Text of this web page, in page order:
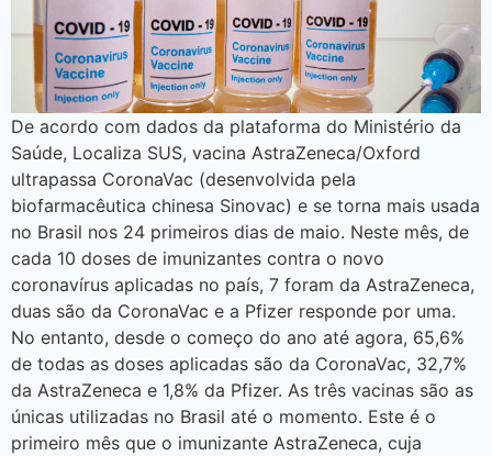
De acordo com dados da plataforma do Ministério da
Saúde, Localiza SUS, vacina AstraZeneca/Oxford
ultrapassa CoronaVac (desenvolvida pela
biofarmacêutica chinesa Sinovac) e se torna mais usada
no Brasil nos 24 primeiros dias de maio. Neste mês, de
cada 10 doses de imunizantes contra o novo
coronavírus aplicadas no país, 7 foram da AstraZeneca,
duas são da CoronaVac e a Pfizer responde por uma.
No entanto, desde o começo do ano até agora, 65,6%
de todas as doses aplicadas são da CoronaVac, 32,7%
da AstraZeneca e 1,8% da Pfizer. As três vacinas são as
únicas utilizadas no Brasil até o momento. Este é o
primeiro mês que o imunizante AstraZeneca, cuja